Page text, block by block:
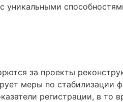
уникальными
за проекты
меры по стабилизации
регистрации, в то